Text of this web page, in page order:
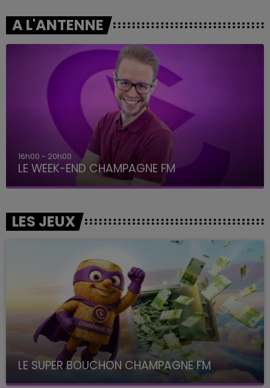
A L'ANTENNE
7h00 - 12h00
LE WEEK-END CHAMPAGNE FM
LES JEUX
LE SUPER BOUCHON CHAMPAGNE FM
avec La Famille Champagne FM, à 8H10